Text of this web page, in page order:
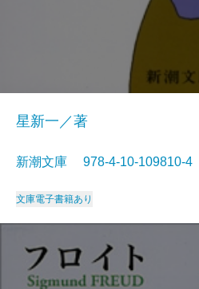
星新一／著
新潮文庫 978-4-10-
文庫電子書籍あり